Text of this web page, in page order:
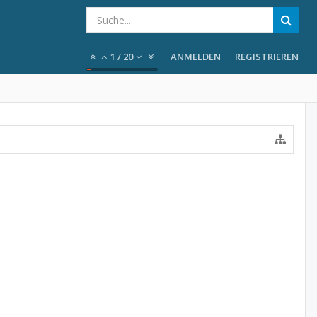
1 / 20 ANMELDEN REGISTRIEREN